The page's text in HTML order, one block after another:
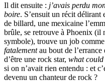
Il dit ensuite : j’avais perdu
boire. S’ensuit un récit délirant
de billard, une mexicaine
brûle, se retrouve à Phoenix (il
symbole), trouve un job
fatalementau bout de l’errance
d’être une rock star, what could
si on n’avait rien entendu : et
devenu un chanteur de rock ?